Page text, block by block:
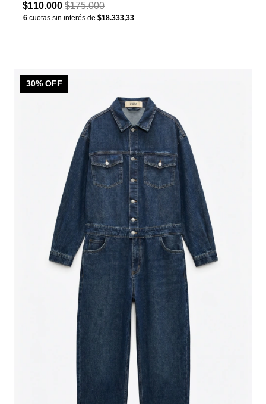
$110.000 $175.000
6 cuotas sin interés de $18.333,33
30% OFF